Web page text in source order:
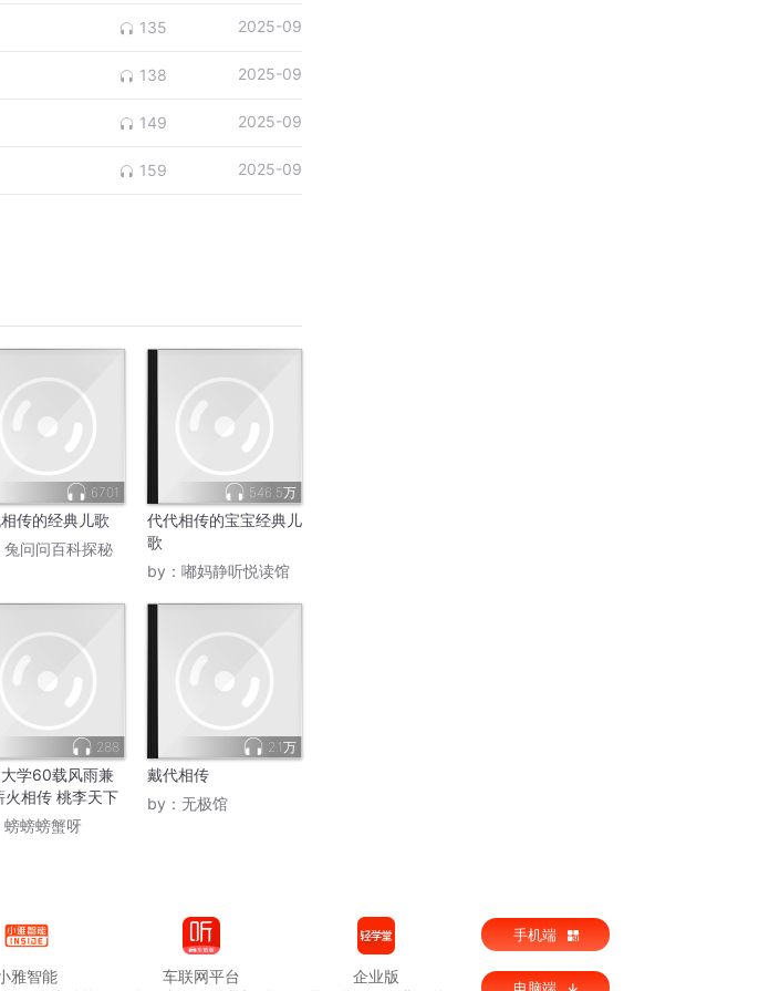
135 2025-09
138 2025-09
149 2025-09
159 2025-09
6701
传的经典儿歌
兔问问百科探秘
546.5万
代代相传的宝宝经典儿
歌
by： 嘟妈静听悦读馆
288
学60载风雨兼
火相传 桃李天下
螃螃螃蟹呀
2.1万
戴代相传
by： 无极馆
雅智能
车联网平台
企业版
手机端